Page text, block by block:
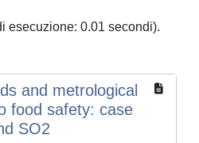
esecuzione: 0.01 secondi).
and metrological
food safety: case
SO2